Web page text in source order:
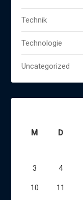
Technik
Technologie
Uncategorized
M D
3 4
10 11